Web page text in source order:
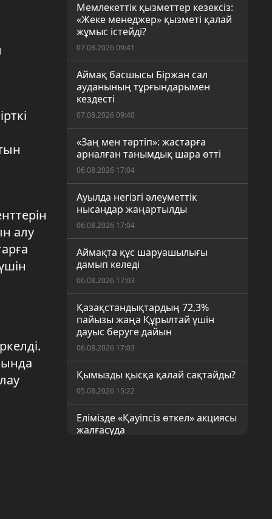
алу
Мемлекеттік қызметтер кезексіз:
«Жеке менеджер» қызметі қалай
жұмыс істейді?
07.08.2026 09:41
Аймақ басшысы Біржан сал
ауданының тұрғындарымен
кездесті
07.08.2026 09:40
«Заң мен тәртіп»: жастарға
арналған танымдық шара өтті
06.08.2026 17:04
Ауылда негізгі әлеуметтік
нысандар жаңартылды
06.08.2026 17:04
Аймақта құс шаруашылығы
дамып келеді
06.08.2026 17:03
Қазақстандықтардың 72,3%
пайызы жаңа Құрылтай үшін
дауыс беруге дайын
06.08.2026 17:03
Қымызды қысқа қалай сақтайды?
05.08.2026 15:22
Елімізде «Қауіпсіз өткел» акциясы
жалғасуда